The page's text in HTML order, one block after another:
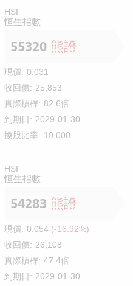
HSI
恒生指數
55320 熊證
現價: 0.031
收回價: 25,853
實際槓桿: 82.6倍
到期日: 2029-01-30
換股比率: 10,000
HSI
恒生指數
54283 熊證
現價: 0.054 (-16.92%)
收回價: 26,108
實際槓桿: 47.4倍
到期日: 2029-01-30